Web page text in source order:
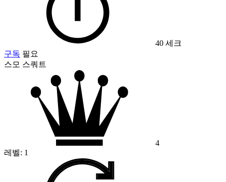
40 세크
구독 필요
스모 스쿼트
4
레벨: 1